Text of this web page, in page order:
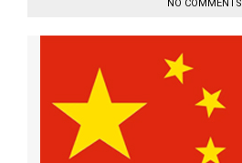
NO COMMENTS